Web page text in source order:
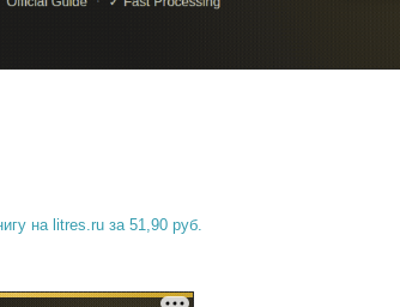
на litres.ru за 51,90 руб.